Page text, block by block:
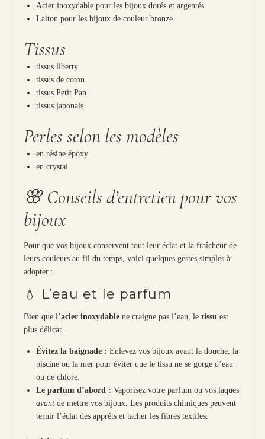
Acier inoxydable pour les bijoux dorés et argentés
Laiton pour les bijoux de couleur bronze
Tissus
tissus liberty
tissus de coton
tissus Petit Pan
tissus japonais
Perles selon les modèles
en résine époxy
en crystal
🌸 Conseils d’entretien pour vos
bijoux
Pour que vos bijoux conservent tout leur éclat et la fraîcheur de
leurs couleurs au fil du temps, voici quelques gestes simples à
adopter :
💧 L’eau et le parfum
Bien que l’acier inoxydablene craigne pas l’eau, le tissu est
plus délicat.
Évitez la baignade : Enlevez vos bijoux avant la douche, la
piscine ou la mer pour éviter que le tissu ne se gorge d’eau
ou de chlore.
Le parfum d’abord : Vaporisez votre parfum ou vos laques
avantde mettre vos bijoux. Les produits chimiques peuvent
ternir l’éclat des apprêts et tacher les fibres textiles.